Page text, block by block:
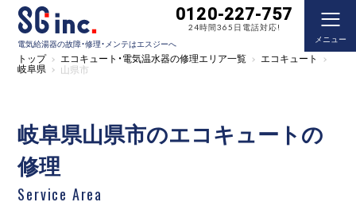
電気給湯器の故障・修理・メンテはエスジーへ
0120-227-757
24時間365日電話対応!
メニュー
トップ エコキュート・電気温水器の修理エリア一覧 エコキュート
岐阜県 山県市
岐阜県山県市のエコキュートの
修理
Service Area